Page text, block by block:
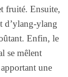
fruité. Ensuite,
d’ylang-ylang
Enfin, le
se mêlent
une